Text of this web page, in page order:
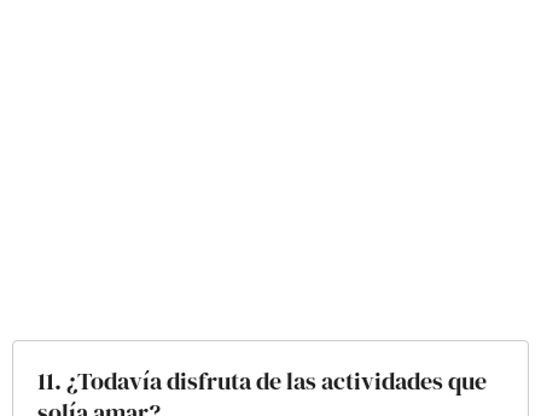
11. ¿Todavía disfruta de las actividades que